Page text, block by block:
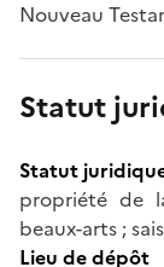
Nouveau
Statut
Statut
propriété de
beaux-arts ;
Lieu de dépôt